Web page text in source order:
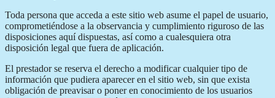
Toda persona que acceda a este sitio web asume el papel de usuario,
comprometiéndose a la observancia y cumplimiento riguroso de las
disposiciones aquí dispuestas, así como a cualesquiera otra
disposición legal que fuera de aplicación.
El prestador se reserva el derecho a modificar cualquier tipo de
información que pudiera aparecer en el sitio web, sin que exista
obligación de preavisar o poner en conocimiento de los usuarios